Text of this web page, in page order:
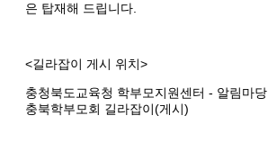
은 탑재해 드립니다.
<길라잡이 게시 위치>
충청북도교육청 학부모지원센터 - 알림마
충북학부모회 길라잡이(게시)